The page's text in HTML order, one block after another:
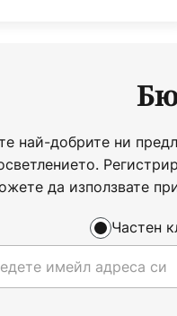
най-добрите ни
да използвате
Частен